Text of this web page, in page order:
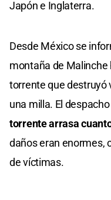
Japón e Inglaterra.
Desde México se
montaña de
torrente que destruyó
una milla. El
torrente arrasa
daños eran enormes,
de víctimas.